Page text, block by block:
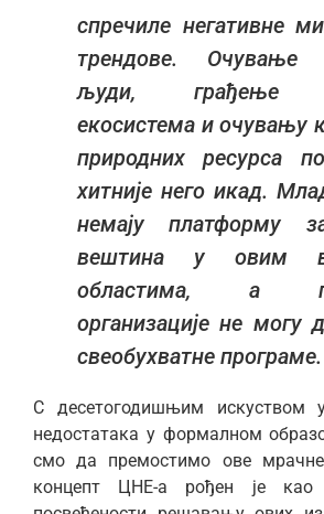
спречиле негативне
трендове. Очување
људи, грађење
екосистема и очувању
природних ресурса
хитније него икад.
немају платформу
вештина у овим
областима, а
организације не могу
свеобухватне програме.
С десетогодишњим искуством
недостатака у формалном
смо да премостимо ове
концепт ЦНЕ-а рођен је као